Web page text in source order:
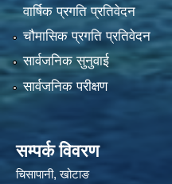
वार्षिक प्रगति प्रतिवेदन
चौमासिक प्रगति प्रतिवेदन
सार्वजनिक सुनुवाई
सार्वजनिक परीक्षण
सम्पर्क विवरण
चिसापानी, खोटाङ